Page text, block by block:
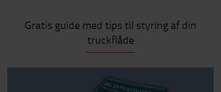
Gratis guide med tips til styring af din
truckflåde